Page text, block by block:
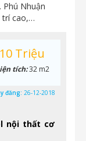
Phú Nhuận
trí cao,…
nội thất cơ
10 Triệu
tích:32 m2
đăng: 26-12-2018